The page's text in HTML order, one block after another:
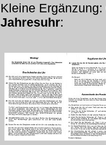
Kleine Ergänzung:
Jahresuhr: